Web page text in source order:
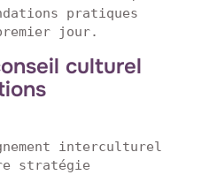
pratiques
jour.
culturel
interculturel
stratégie